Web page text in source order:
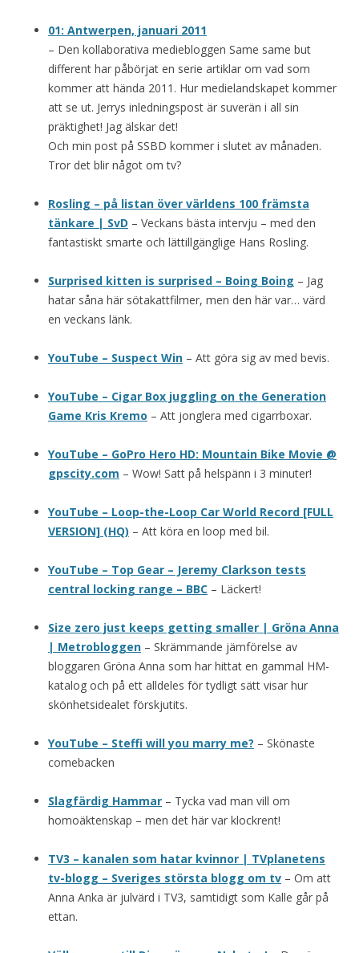
01: Antwerpen, januari 2011
– Den kollaborativa mediebloggen Same same but
different har påbörjat en serie artiklar om vad som
kommer att hända 2011. Hur medielandskapet kommer
att se ut. Jerrys inledningspost är suverän i all sin
präktighet! Jag älskar det!
Och min post på SSBD kommer i slutet av månaden.
Tror det blir något om tv?
Rosling – på listan över världens 100 främsta
tänkare | SvD – Veckans bästa intervju – med den
fantastiskt smarte och lättillgänglige Hans Rosling.
Surprised kitten is surprised – Boing Boing – Jag
hatar såna här sötakattfilmer, men den här var… värd
en veckans länk.
YouTube – Suspect Win – Att göra sig av med bevis.
YouTube – Cigar Box juggling on the Generation
Game Kris Kremo – Att jonglera med cigarrboxar.
YouTube – GoPro Hero HD: Mountain Bike Movie @
gpscity.com – Wow! Satt på helspänn i 3 minuter!
YouTube – Loop-the-Loop Car World Record [FULL
VERSION] (HQ) – Att köra en loop med bil.
YouTube – Top Gear – Jeremy Clarkson tests
central locking range – BBC – Läckert!
Size zero just keeps getting smaller | Gröna Anna
| Metrobloggen – Skrämmande jämförelse av
bloggaren Gröna Anna som har hittat en gammal HM-
katalog och på ett alldeles för tydligt sätt visar hur
skönhetsidealet förskjutits.
YouTube – Steffi will you marry me? – Skönaste
comebacken
Slagfärdig Hammar – Tycka vad man vill om
homoäktenskap – men det här var klockrent!
TV3 – kanalen som hatar kvinnor | TVplanetens
tv-blogg – Sveriges största blogg om tv – Om att
Anna Anka är julvärd i TV3, samtidigt som Kalle går på
ettan.